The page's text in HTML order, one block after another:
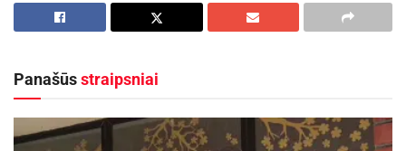
užšalusių vandens telkinių ir kaip reikia elgtis
įvykus nelaimei.
Lipti ar važiuoti ant neseniai užšalusio ledo, eiti
per vandens telkinius labai pavojinga. Būtina
žinoti, kuriose ledu padengtų vandens telkinių
Panašūsstraipsniai